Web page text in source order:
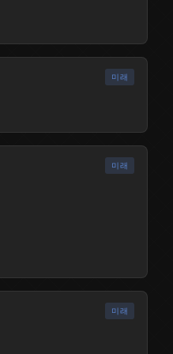
미래
미래
미래